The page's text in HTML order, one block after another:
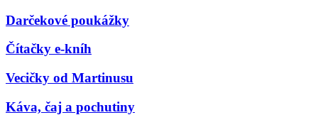
Darčekové poukážky
Čítačky e-kníh
Vecičky od Martinusu
Káva, čaj a pochutiny